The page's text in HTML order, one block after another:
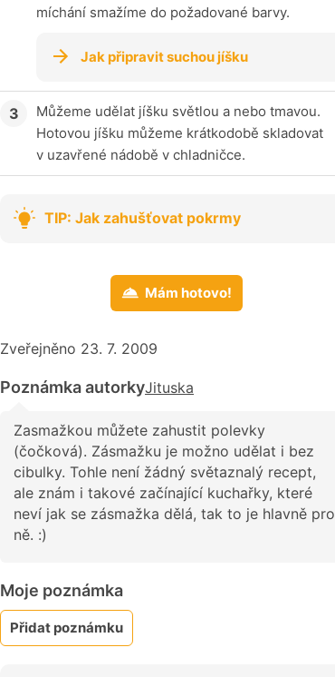
míchání smažíme do požadované barvy.
Jak připravit suchou jíšku
Můžeme udělat jíšku světlou a nebo tmavou.
Hotovou jíšku můžeme krátkodobě skladovat
v uzavřené nádobě v chladničce.
TIP: Jak zahušťovat pokrmy
Mám hotovo!
Zveřejněno 23. 7. 2009
Poznámka autorkyJituska
Zasmažkou můžete zahustit polevky
(čočková). Zásmažku je možno udělat i bez
cibulky. Tohle není žádný světaznalý recept,
ale znám i takové začínající kuchařky, které
neví jak se zásmažka dělá, tak to je hlavně pro
ně. :)
Moje poznámka
Přidat poznámku